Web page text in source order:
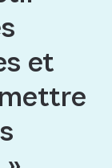
et